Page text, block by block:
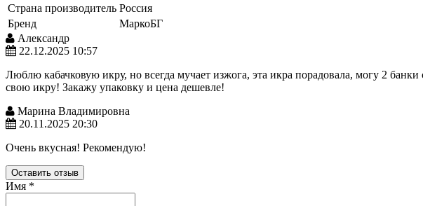
Страна производитель Россия
Бренд
МаркоБГ
Александр
22.12.2025 10:57
Люблю кабачковую икру, но всегда мучает изжога, эта икра порадовала, могу 2
свою икру! Закажу упаковку и цена дешевле!
Марина Владимировна
20.11.2025 20:30
Очень вкусная! Рекомендую!
Оставить отзыв
Имя *